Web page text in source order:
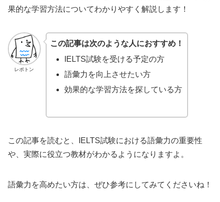
果的な学習方法についてわかりやすく解説します！
レポトン
この記事は次のような人におすすめ！
IELTS試験を受ける予定の方
語彙力を向上させたい方
効果的な学習方法を探している方
この記事を読むと、IELTS試験における語彙力の重要性
や、実際に役立つ教材がわかるようになりますよ。
語彙力を高めたい方は、ぜひ参考にしてみてくださいね！